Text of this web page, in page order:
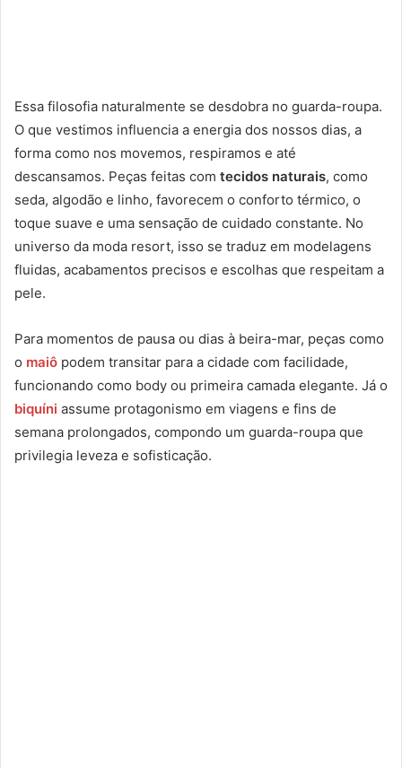
Essa filosofia naturalmente se desdobra no guarda-roupa.
O que vestimos influencia a energia dos nossos dias, a
forma como nos movemos, respiramos e até
descansamos. Peças feitas com tecidos naturais, como
seda, algodão e linho, favorecem o conforto térmico, o
toque suave e uma sensação de cuidado constante. No
universo da moda resort, isso se traduz em modelagens
fluidas, acabamentos precisos e escolhas que respeitam a
pele.
Para momentos de pausa ou dias à beira-mar, peças como
o maiô podem transitar para a cidade com facilidade,
funcionando como body ou primeira camada elegante. Já o
biquíni assume protagonismo em viagens e fins de
semana prolongados, compondo um guarda-roupa que
privilegia leveza e sofisticação.